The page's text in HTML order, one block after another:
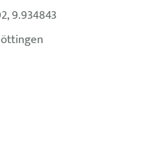
9.934843